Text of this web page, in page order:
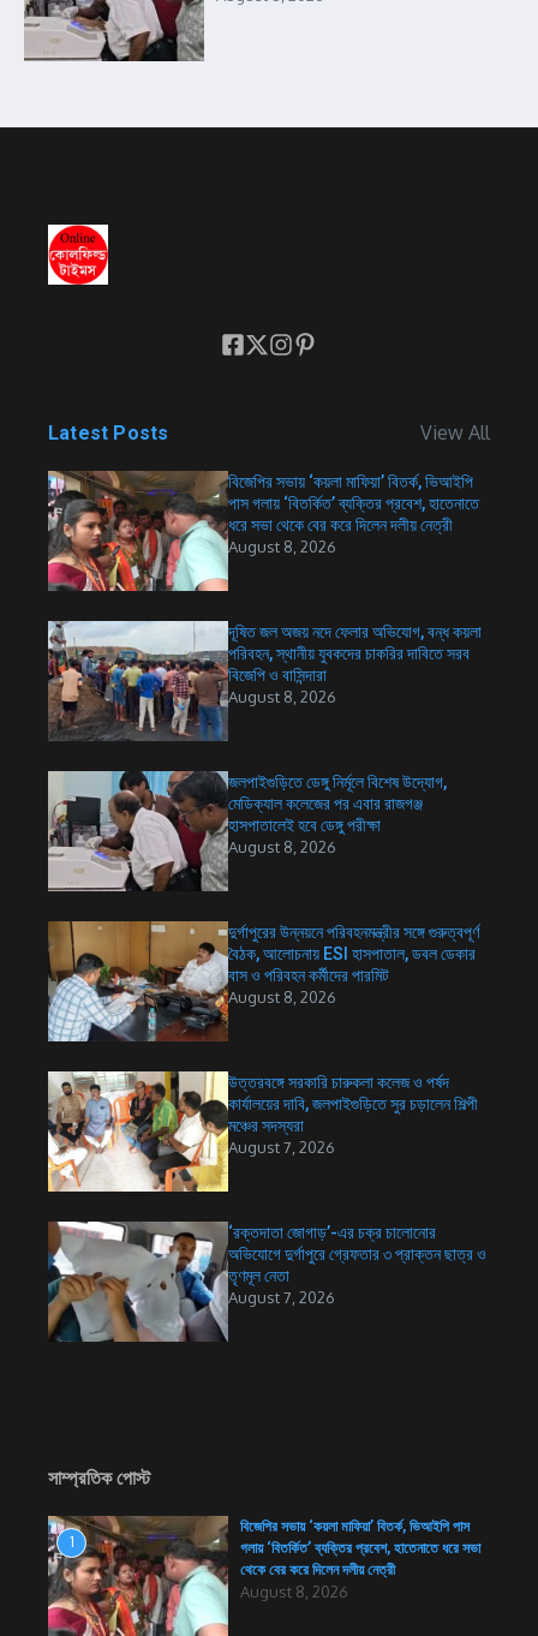
Latest Posts View All
বিজেপির সভায় ‘কয়লা মাফিয়া’ বিতর্ক, ভিআইপি
পাস গলায় ‘বিতর্কিত’ ব্যক্তির প্রবেশ, হাতেনাতে
ধরে সভা থেকে বের করে দিলেন দলীয় নেত্রী
August 8, 2026
দূষিত জল অজয় নদে ফেলার অভিযোগ, বন্ধ কয়লা
পরিবহন, স্থানীয় যুবকদের চাকরির দাবিতে সরব
বিজেপি ও বাসিন্দারা
August 8, 2026
জলপাইগুড়িতে ডেঙ্গু নির্মূলে বিশেষ উদ্যোগ,
মেডিক্যাল কলেজের পর এবার রাজগঞ্জ
হাসপাতালেই হবে ডেঙ্গু পরীক্ষা
August 8, 2026
দুর্গাপুরের উন্নয়নে পরিবহনমন্ত্রীর সঙ্গে গুরুত্বপূর্ণ
বৈঠক, আলোচনায় ESI হাসপাতাল, ডবল ডেকার
বাস ও পরিবহন কর্মীদের পারমিট
August 8, 2026
উত্তরবঙ্গে সরকারি চারুকলা কলেজ ও পর্ষদ
কার্যালয়ের দাবি, জলপাইগুড়িতে সুর চড়ালেন শিল্পী
মঞ্চের সদস্যরা
August 7, 2026
‘রক্তদাতা জোগাড়’-এর চক্র চালোনোর
অভিযোগে দুর্গাপুরে গ্রেফতার ৩ প্রাক্তন ছাত্র ও
তৃণমূল নেতা
August 7, 2026
সাম্প্রতিক পোস্ট
1
বিজেপির সভায় ‘কয়লা মাফিয়া’ বিতর্ক, ভিআইপি পাস
গলায় ‘বিতর্কিত’ ব্যক্তির প্রবেশ, হাতেনাতে ধরে সভা
থেকে বের করে দিলেন দলীয় নেত্রী
August 8, 2026